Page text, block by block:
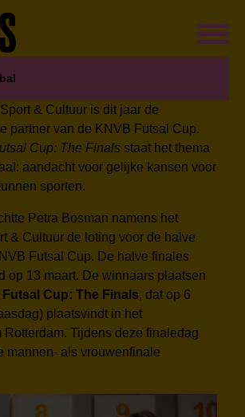
& Cultuur is dit jaar de
partner van de KNVB Futsal Cup.
Cup: The Finals staat het thema
aandacht voor gelijke kansen voor
sporten.
Petra Bosman namens het
& Cultuur de loting voor de halve
Futsal Cup. De halve finales
op 13 maart. De winnaars plaatsen
Futsal Cup: The Finals, dat op 6
plaatsvindt in het
Rotterdam. Tijdens deze finaledag
mannen- als vrouwenfinale